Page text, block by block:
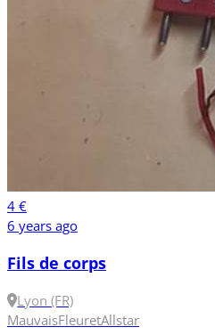
4 €
6 years ago
Fils de corps
Lyon (FR)
MauvaisFleuretAllstar